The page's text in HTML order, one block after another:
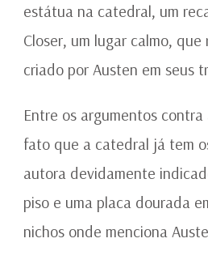
estátua na catedral, um
Closer, um lugar calmo,
criado por Austen em seus
Entre os argumentos
fato que a catedral já tem
autora devidamente
piso e uma placa dourada
nichos onde menciona